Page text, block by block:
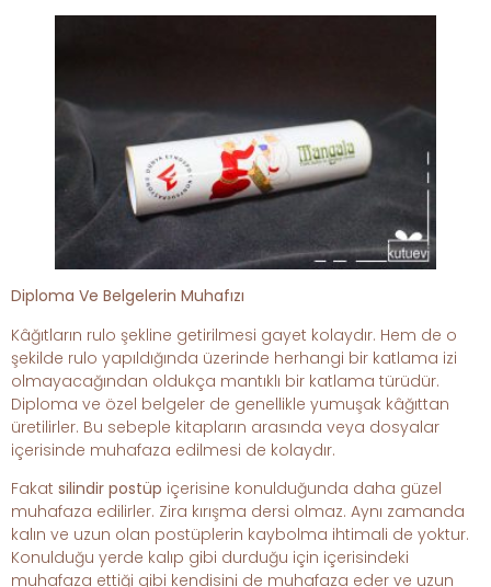
Diploma Ve Belgelerin Muhafızı
Kâğıtların rulo şekline getirilmesi gayet kolaydır. Hem de o
şekilde rulo yapıldığında üzerinde herhangi bir katlama izi
olmayacağından oldukça mantıklı bir katlama türüdür.
Diploma ve özel belgeler de genellikle yumuşak kâğıttan
üretilirler. Bu sebeple kitapların arasında veya dosyalar
içerisinde muhafaza edilmesi de kolaydır.
Fakat silindir postüp içerisine konulduğunda daha güzel
muhafaza edilirler. Zira kırışma dersi olmaz. Aynı zamanda
kalın ve uzun olan postüplerin kaybolma ihtimali de yoktur.
Konulduğu yerde kalıp gibi durduğu için içerisindeki
muhafaza ettiği gibi kendisini de muhafaza eder ve uzun